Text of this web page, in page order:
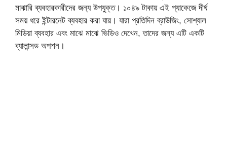
মাঝারি ব্যবহারকারীদের জন্য উপযুক্ত। ১০৪৯ টাকায় এই প্যাকেজে দীর্ঘ
সময় ধরে ইন্টারনেট ব্যবহার করা যায়। যারা প্রতিদিন ব্রাউজিং, সোশ্যাল
মিডিয়া ব্যবহার এবং মাঝে মাঝে ভিডিও দেখেন, তাদের জন্য এটি একটি
ব্যালান্সড অপশন।